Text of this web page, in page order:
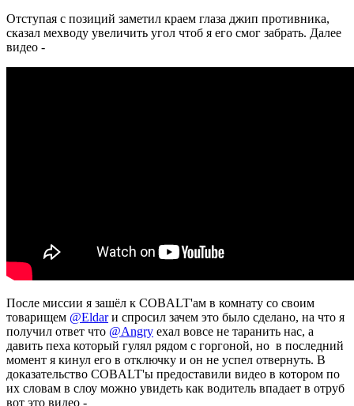
Отступая с позиций заметил краем глаза джип противника,
сказал мехводу увеличить угол чтоб я его смог забрать. Далее
видео -
После миссии я зашёл к COBALT'ам в комнату со своим
товарищем @Eldarи спросил зачем это было сделано, на что я
получил ответ что @Angry ехал вовсе не таранить нас, а
давить пеха который гулял рядом с горгоной, но в последний
момент я кинул его в отключку и он не успел отвернуть. В
доказательство COBALT'ы предоставили видео в котором по
их словам в слоу можно увидеть как водитель впадает в отруб
вот это видео -